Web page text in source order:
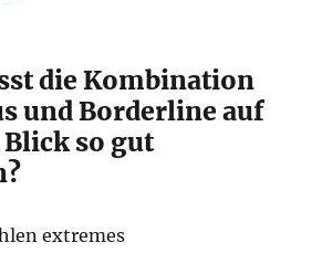
die Kombination
und Borderline auf
so gut
extremes